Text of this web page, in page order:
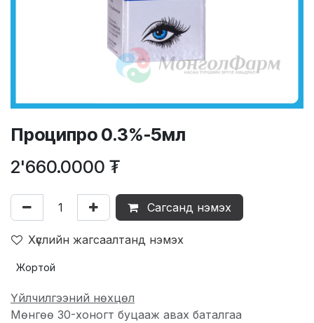
Проципро 0.3%-5мл
2'660.0000 ₮
Сагсанд нэмэх
Хүслийн жагсаалтанд нэмэх
Жортой
Үйлчилгээний нөхцөл
Мөнгөө 30-хоногт буцааж авах баталгаа